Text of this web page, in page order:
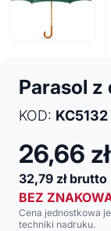
Parasol z
KOD: KC5132
26,66
32,79 zł brutto
BEZ
Cena jednostkowa
techniki nadruku.